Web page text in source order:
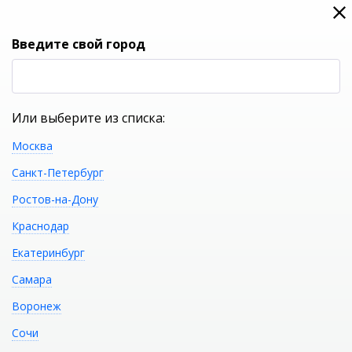
0
CERSANIT Пенал LARA 30
белый SL-LAR/Wh
Введите свой город
Или выберите из списка:
Москва
Санкт-Петербург
Ростов-на-Дону
Краснодар
Екатеринбург
Самара
Воронеж
Сочи